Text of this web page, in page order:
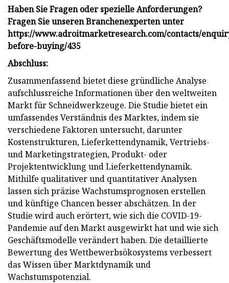
Haben Sie Fragen oder spezielle Anforderungen?
Fragen Sie unseren Branchenexperten unter
https://www.adroitmarketresearch.com/contacts/
before-buying/435
Abschluss:
Zusammenfassend bietet diese gründliche Analyse
aufschlussreiche Informationen über den weltweiten
Markt für Schneidwerkzeuge. Die Studie bietet ein
umfassendes Verständnis des Marktes, indem sie
verschiedene Faktoren untersucht, darunter
Kostenstrukturen, Lieferkettendynamik, Vertriebs-
und Marketingstrategien, Produkt- oder
Projektentwicklung und Lieferkettendynamik.
Mithilfe qualitativer und quantitativer Analysen
lassen sich präzise Wachstumsprognosen erstellen
und künftige Chancen besser abschätzen. In der
Studie wird auch erörtert, wie sich die COVID-19-
Pandemie auf den Markt ausgewirkt hat und wie sich
Geschäftsmodelle verändert haben. Die detaillierte
Bewertung des Wettbewerbsökosystems verbessert
das Wissen über Marktdynamik und
Wachstumspotenzial.